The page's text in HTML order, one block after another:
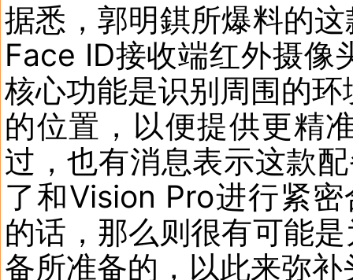
据悉，郭明錤所爆料的
Face ID接收端红外摄像
核心功能是识别周围的
的位置，以便提供更精
过，也有消息表示这款
了和Vision Pro进行紧
的话，那么则很有可能
备所准备的，以此来弥